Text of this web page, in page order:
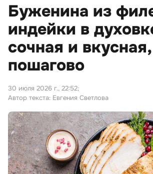
Буженина из
индейки в
сочная и
пошагово
30 июля 2026 г., 22:52;
Автор текста: Евгения Светлова